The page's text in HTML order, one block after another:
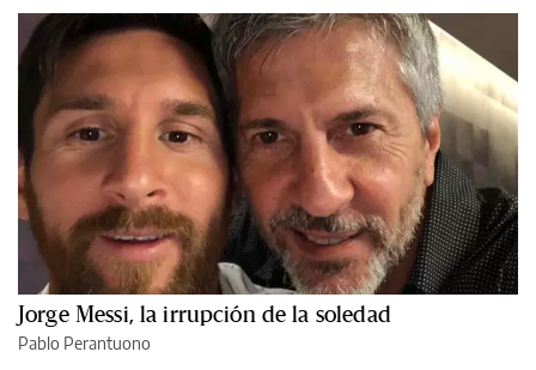
Jorge Messi, la irrupción de la soledad
Pablo Perantuono